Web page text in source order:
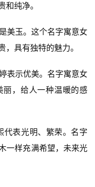
纯净。
美玉。这个名字寓意女
具有独特的魅力。
表示优美。名字寓意女
，给人一种温暖的感
代表光明、繁荣。名字
一样充满希望，未来光